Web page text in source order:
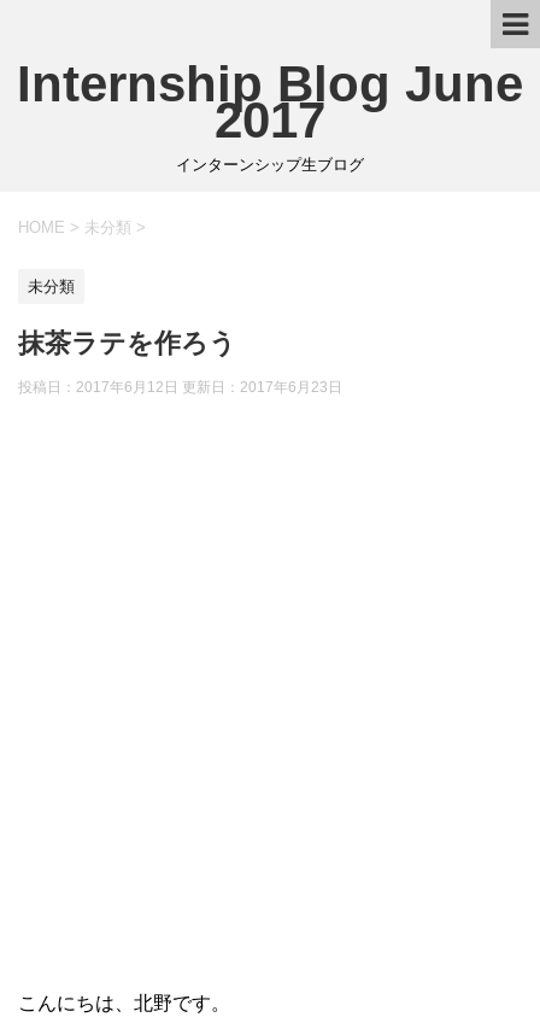
Internship Blog June
2017
インターンシップ生ブログ
HOME > 未分類 >
未分類
抹茶ラテを作ろう
投稿日：2017年6月12日 更新日： 2017年6月23日
こんにちは、北野です。